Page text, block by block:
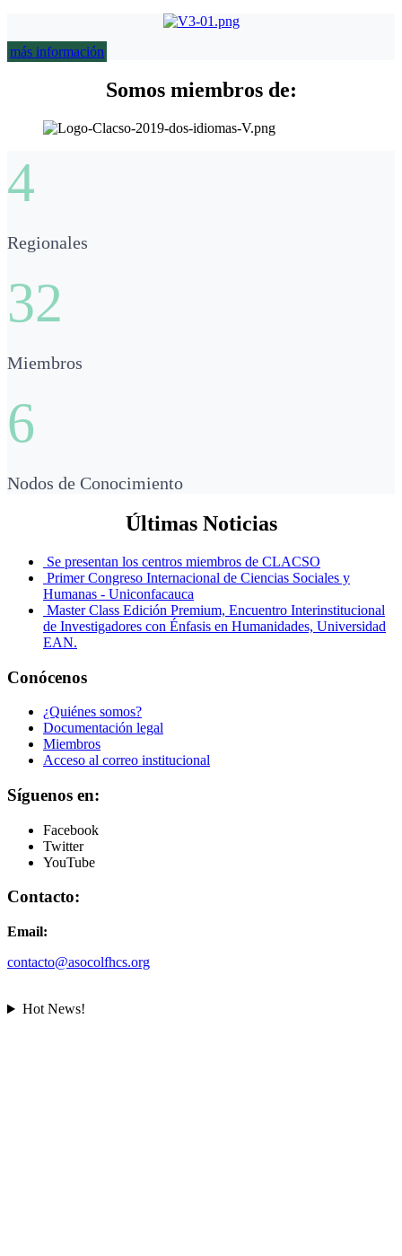
más información
Somos miembros de:
4
Regionales
32
Miembros
6
Nodos de Conocimiento
Últimas Noticias
Se presentan los centros miembros de CLACSO
Primer Congreso Internacional de Ciencias Sociales y
Humanas - Uniconfacauca
Master Class Edición Premium, Encuentro Interinstitucional
de Investigadores con Énfasis en Humanidades, Universidad
EAN.
Conócenos
¿Quiénes somos?
Documentación legal
Miembros
Acceso al correo institucional
Síguenos en:
Facebook
Twitter
YouTube
Contacto:
Email:
contacto@asocolfhcs.org
Hot News!